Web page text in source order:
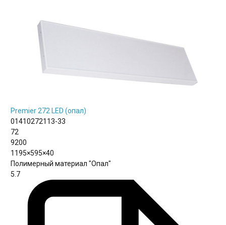
Premier 272 LED (опал)
01410272113-33
72
9200
1195×595×40
Полимерный материал "Опал"
5.7